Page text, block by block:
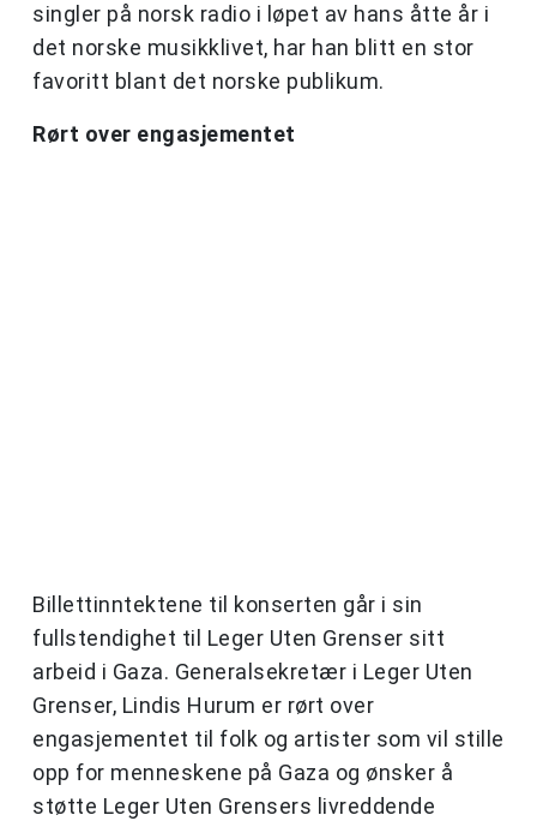
singler på norsk radio i løpet av hans åtte år i
det norske musikklivet, har han blitt en stor
favoritt blant det norske publikum.
Rørt over engasjementet
Billettinntektene til konserten går i sin
fullstendighet til Leger Uten Grenser sitt
arbeid i Gaza. Generalsekretær i Leger Uten
Grenser, Lindis Hurum er rørt over
engasjementet til folk og artister som vil stille
opp for menneskene på Gaza og ønsker å
støtte Leger Uten Grensers livreddende